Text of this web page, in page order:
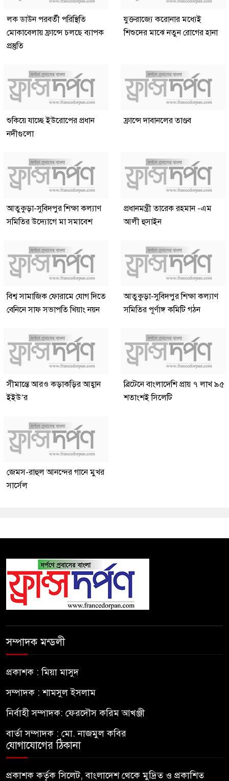
লক ডাউন পরবর্তী পরিস্থিতি
মোকাবেলায় ফ্রান্সে চলছে ব্যাপক
প্রস্তুতি
যুক্তরাজ্যে করোনার মধ্যেই
শিশুদের মাঝে নতুন রোগের হানা
শুকিয়ে যাচ্ছে ইউরোপের প্রধান
নদীগুলো
ফ্রান্সে দাবানলের তাণ্ডব
আতুকুড়া-সুবিদপুর শিক্ষা কল্যাণ
সমিতির উদ্যোগে মা সমাবেশ
প্রধানমন্ত্রী তারেক রহমান -এম
আলী হুসাইন
বিশ্ব সামাজিক ফোরামে যোগ দিতে
বেনিনে সাফ সভাপতি খিয়াং নয়ন
আতুকুড়া-সুবিদপুর শিক্ষা কল্যাণ
সমিতির পূর্ণাঙ্গ কমিটি গঠন
সীমান্তে আরও কড়াকড়ির আহ্বান
ইইউ’র
ব্রিটেনে বাংলাদেশি প্রায় ৭ লাখ ৯৫
শতাংশই সিলেটি
জেমস-রাহুল আনন্দের গানে মুখর
সার্সেল
সম্পাদক মন্ডলী
প্রকাশক : মিয়া মাসুদ
সম্পাদক : শামসুল ইসলাম
নির্বাহী সম্পাদক: ফেরদৌস করিম আখঞ্জী
বার্তা সম্পাদক : মো. নাজমুল কবির
যোগাযোগের ঠিকানা
প্রকাশক কর্তৃক সিলেট, বাংলাদেশ থেকে মুদ্রিত ও প্রকাশিত